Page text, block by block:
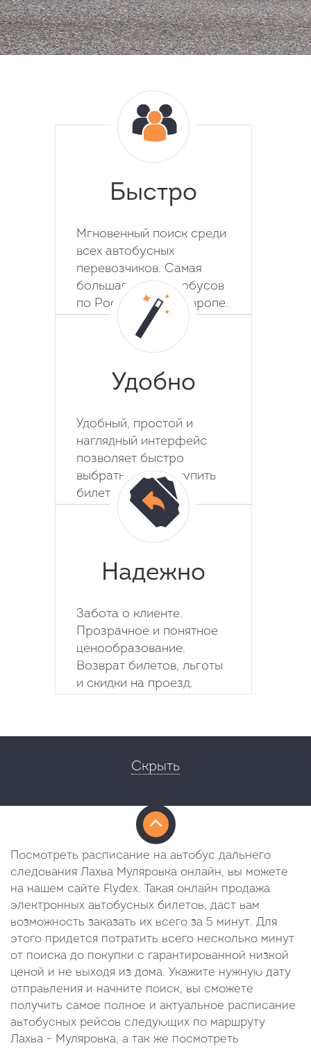
Быстро
Мгновенный поиск среди
всех автобусных
перевозчиков. Самая
большая база автобусов
по России, СНГ и Европе.
Удобно
Удобный, простой и
наглядный интерфейс
позволяет быстро
выбрать место и купить
билет на автобус.
Надежно
Забота о клиенте.
Прозрачное и понятное
ценообразование.
Возврат билетов, льготы
и скидки на проезд.
Скрыть
Посмотреть расписание на автобус дальнего
следования Лахва Муляровка онлайн, вы можете
на нашем сайте Flydex. Такая онлайн продажа
электронных автобусных билетов, даст вам
возможность заказать их всего за 5 минут. Для
этого придется потратить всего несколько минут
от поиска до покупки с гарантированной низкой
ценой и не выходя из дома. Укажите нужную дату
отправления и начните поиск, вы сможете
получить самое полное и актуальное расписание
автобусных рейсов следующих по маршруту
Лахва - Муляровка, а так же посмотреть